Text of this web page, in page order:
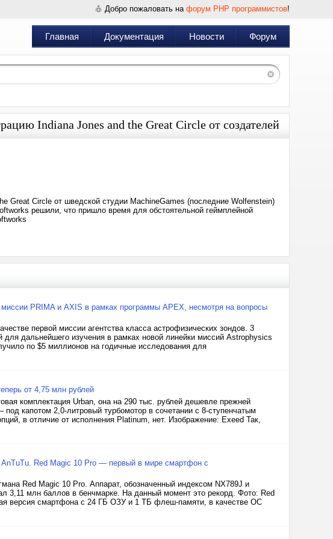
Добро пожаловать на форум PHP программистов!
Главная Документация Новости Форум
Indiana Jones and the Great Circle от создателей
Great Circle от шведской студии MachineGames (последние Wolfenstein)
решили, что пришло время для обстоятельной геймплейной
PRIMA и AXIS в рамках программы APEX, несмотря на вопросы
первой миссии агентства класса астрофизических зондов. 3
для дальнейшего изучения в рамках новой линейки миссий Astrophysics
по $5 миллионов на годичные исследования для
от 4,75 млн рублей
комплектация Urban, она на 290 тыс. рублей дешевле прежней
капотом 2,0-литровый турбомотор в сочетании с 8-ступенчатым
в отличие от исполнения Platinum, нет. Изображение: Exeed Так,
Red Magic 10 Pro — первый в мире смартфон с
Red Magic 10 Pro. Аппарат, обозначенный индексом NX789J и
3,11 млн баллов в бенчмарке. На данный момент это рекорд. Фото: Red
версия смартфона с 24 ГБ ОЗУ и 1 ТБ флеш-памяти, в качестве ОС